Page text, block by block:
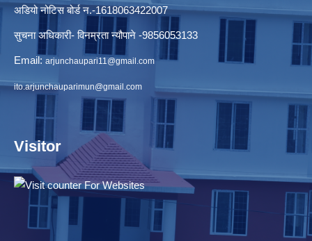
अडियो नोटिस बोर्ड न.-1618063422007
सुचना अधिकारी- विनम्रता न्यौपाने -9856053133
Email: arjunchaupari11@gmail.com
ito.arjunchauparimun@gmail.com
Visitor